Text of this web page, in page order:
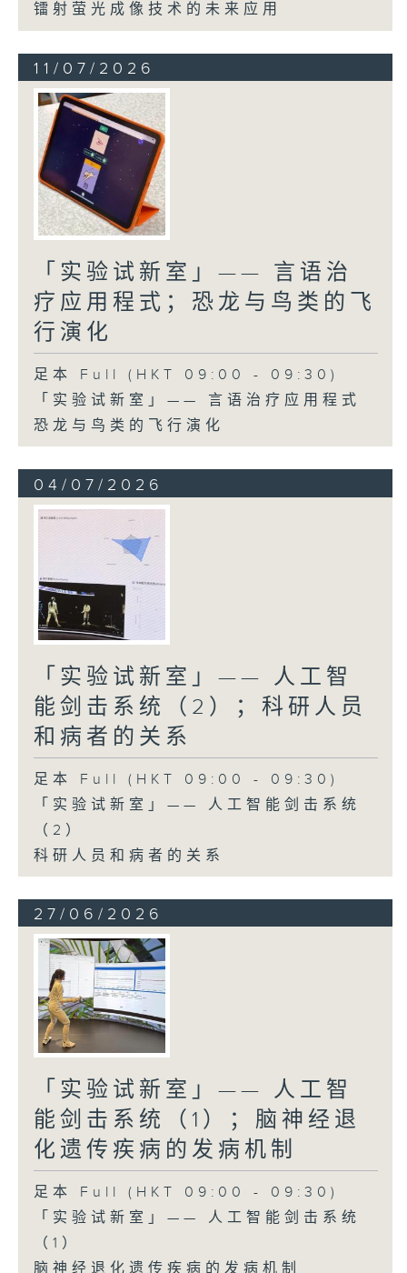
镭射萤光成像技术的未来应用
11/07/2026
「实验试新室」—— 言语治
疗应用程式；恐龙与鸟类的飞
行演化
足本 Full (HKT 09:00 - 09:30)
「实验试新室」—— 言语治疗应用程式
恐龙与鸟类的飞行演化
04/07/2026
「实验试新室」—— 人工智
能剑击系统（2）；科研人员
和病者的关系
足本 Full (HKT 09:00 - 09:30)
「实验试新室」—— 人工智能剑击系统
（2）
科研人员和病者的关系
27/06/2026
「实验试新室」—— 人工智
能剑击系统（1）；脑神经退
化遗传疾病的发病机制
足本 Full (HKT 09:00 - 09:30)
「实验试新室」—— 人工智能剑击系统
（1）
脑神经退化遗传疾病的发病机制